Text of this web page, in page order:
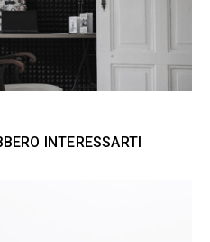
INTERESSARTI